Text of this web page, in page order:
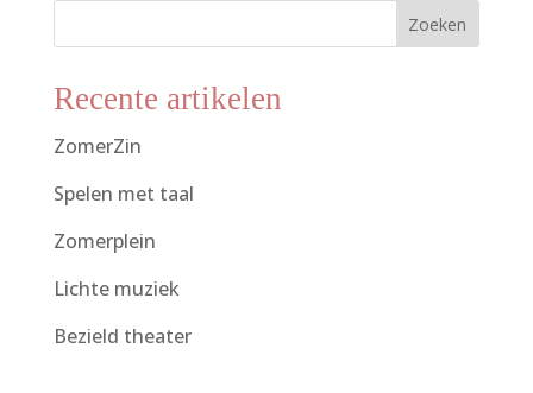
Zoeken
Recente artikelen
ZomerZin
Spelen met taal
Zomerplein
Lichte muziek
Bezield theater